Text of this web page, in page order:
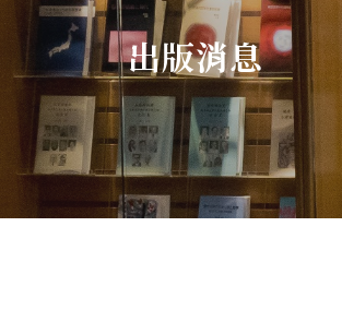
出版消息